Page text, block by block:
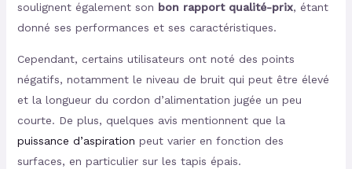
soulignent également son bon rapport qualité-prix, étant
donné ses performances et ses caractéristiques.
Cependant, certains utilisateurs ont noté des points
négatifs, notamment le niveau de bruit qui peut être élevé
et la longueur du cordon d’alimentation jugée un peu
courte. De plus, quelques avis mentionnent que la
puissance d’aspiration peut varier en fonction des
surfaces, en particulier sur les tapis épais.